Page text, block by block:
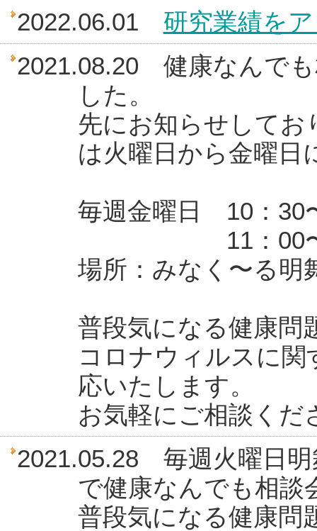
2022.06.01 研究業績を
2021.08.20 健康なんで
した。
先にお知らせしてお
は火曜日から金曜日
毎週金曜日 10：30
11：00〜11：
場所：みなく〜る明
普段気になる健康問
コロナウィルスに
応いたします。
お気軽にご相談くだ
2021.05.28 毎週火曜日
で健康なんでも相談
普段気になる健康問